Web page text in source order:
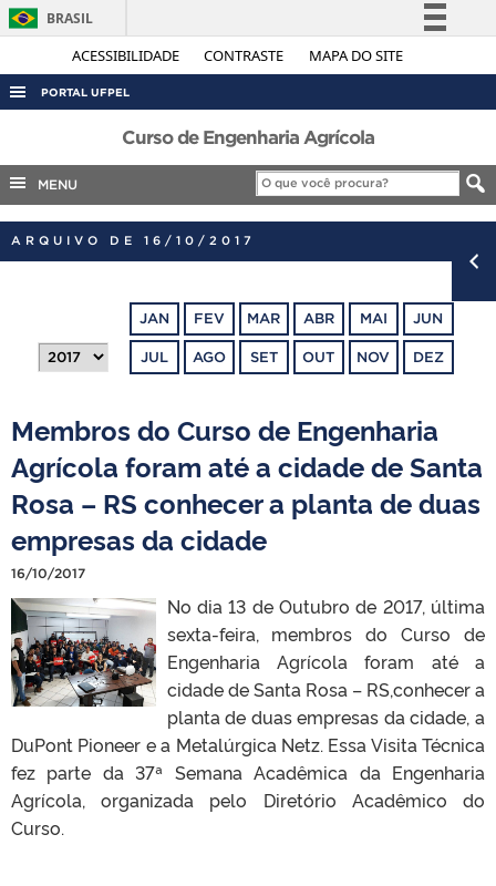
ACESSIBILIDADE CONTRASTE MAPA DO SITE
BRASIL
Simplifique!
Acesso à informação
Legislação
Canais
PORTAL UFPEL
ACESSO À INFORMAÇÃO
AUDITORIA
COBALTO
CONCURSOS
OUVIDORIA
TELEFONES
Curso de Engenharia Agrícola
MENU
ARQUIVO DE 16/10/2017
JAN FEV MAR ABR MAI JUN
JUL AGO SET OUT NOV DEZ
Membros do Curso de Engenharia
Agrícola foram até a cidade de Santa
Rosa – RS conhecer a planta de duas
empresas da cidade
16/10/2017
No dia 13 de Outubro de 2017, última
sexta-feira, membros do Curso de
Engenharia Agrícola foram até a
cidade de Santa Rosa – RS,conhecer a
planta de duas empresas da cidade, a
DuPont Pioneer e a Metalúrgica Netz. Essa Visita Técnica
fez parte da 37ª Semana Acadêmica da Engenharia
Agrícola, organizada pelo Diretório Acadêmico do
Curso.